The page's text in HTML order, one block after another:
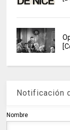
Notificación
Nombre